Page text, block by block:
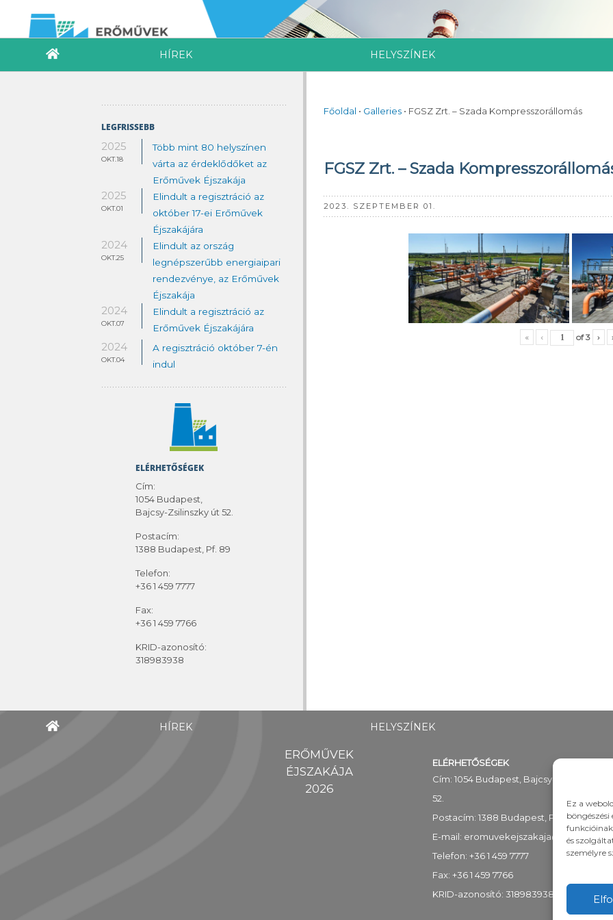
Ez a
és
személyre
HÍREK HELYSZÍNEK
LEGFRISSEBB
2025
OKT.18
Több mint 80 helyszínen
várta az érdeklődőket az
Erőművek Éjszakája
2025
OKT.01
Elindult a regisztráció az
október 17-ei Erőművek
Éjszakájára
2024
OKT.25
Elindult az ország
legnépszerűbb energiaipari
rendezvénye, az Erőművek
Éjszakája
2024
OKT.07
Elindult a regisztráció az
Erőművek Éjszakájára
2024
OKT.04
A regisztráció október 7-én
indul
ELÉRHETŐSÉGEK
Cím:
1054 Budapest,
Bajcsy-Zsilinszky út 52.
Postacím:
1388 Budapest, Pf. 89
Telefon:
+36 1 459 7777
Fax:
+36 1 459 7766
KRID-azonosító:
318983938
Főoldal • Galleries • FGSZ Zrt. – Szada Kompresszorállomás
FGSZ Zrt. – Szada
2023. SZEPTEMBER 01.
« ‹ of3 ›
HÍREK HELYSZÍNEK
ERŐMŰVEK
ÉJSZAKÁJA
2026
ELÉRHETŐSÉGEK
Cím: 1054 Budapest, Bajcsy-Zsilinszky út
52.
Postacím: 1388 Budapest, Pf. 89
E-mail: eromuvekejszakaja@mekh.hu
Telefon: +36 1 459 7777
Fax: +36 1 459 7766
KRID-azonosító: 318983938